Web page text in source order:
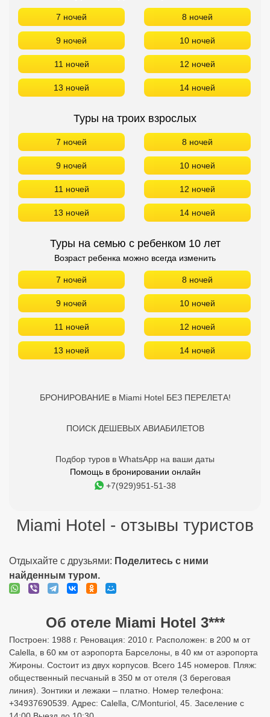
7 ночей 8 ночей
9 ночей 10 ночей
11 ночей 12 ночей
13 ночей 14 ночей
Туры на троих взрослых
7 ночей 8 ночей
9 ночей 10 ночей
11 ночей 12 ночей
13 ночей 14 ночей
Туры на семью с ребенком 10 лет
Возраст ребенка можно всегда изменить
7 ночей 8 ночей
9 ночей 10 ночей
11 ночей 12 ночей
13 ночей 14 ночей
БРОНИРОВАНИЕ в Miami Hotel БЕЗ ПЕРЕЛЕТА!
ПОИСК ДЕШЕВЫХ АВИАБИЛЕТОВ
Подбор туров в WhatsApp на ваши даты
Помощь в бронировании онлайн
+7(929)951-51-38
Miami Hotel - отзывы туристов
Отдыхайте с друзьями: Поделитесь с ними
найденным туром.
Об отеле Miami Hotel 3***
Построен: 1988 г. Реновация: 2010 г. Расположен: в 200 м от
Calella, в 60 км от аэропорта Барселоны, в 40 км от аэропорта
Жироны. Состоит из двух корпусов. Всего 145 номеров. Пляж:
общественный песчаный в 350 м от отеля (3 береговая
линия). Зонтики и лежаки – платно. Номер телефона:
+34937690539. Адрес: Calella, C/Monturiol, 45. Заселение с